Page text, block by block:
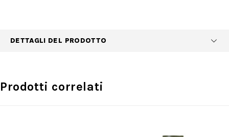
DETTAGLI DEL PRODOTTO
Prodotti correlati